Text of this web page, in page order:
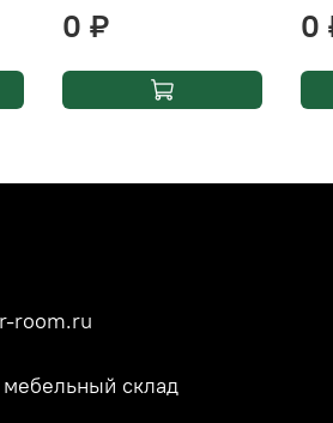
0 ₽ 0
room.ru
мебельный склад